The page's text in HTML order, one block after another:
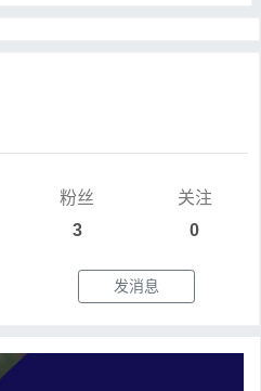
粉丝
3
关注
0
发消息